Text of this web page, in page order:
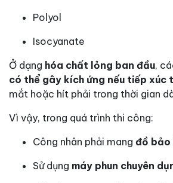
Polyol
Isocyanate
Ở dạng hóa chất lỏng ban đầu,
có thể gây kích ứng nếu tiếp xúc
mắt hoặc hít phải trong thời gian
Vì vậy, trong quá trình thi công:
Công nhân phải mang đồ bảo
Sử dụng máy phun chuyên